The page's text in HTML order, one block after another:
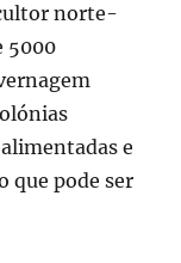
norte-
5000
e
que pode ser